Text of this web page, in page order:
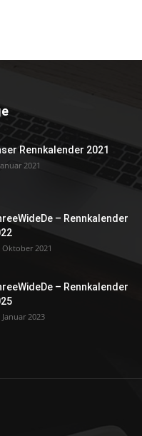
Rennkalender 2021
2021
– Rennkalender
Oktober 2021
– Rennkalender
Januar 2023